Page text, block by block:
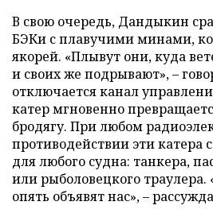
В свою очередь, Дандыкин
БЭКи с плавучими минами,
якорей. «Плывут они, куда
и своих же подрывают», –
отключается канал
катер мгновенно
бродягу. При любом
противодействии эти катера
для любого судна: танкера,
или рыболовецкого
опять объявят нас», –